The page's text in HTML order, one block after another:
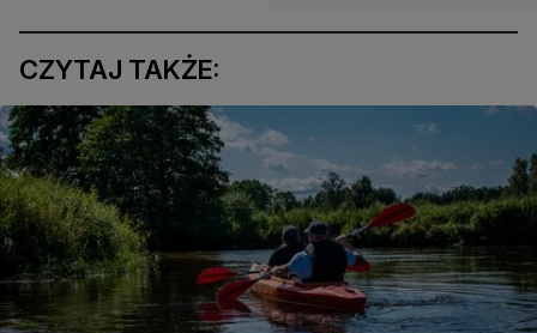
CZYTAJ TAKŻE: